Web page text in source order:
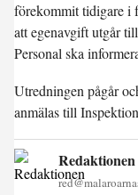
förekommit tidigare i
att egenavgift utgår
Personal ska
Utredningen pågår
anmälas till
Redaktionen